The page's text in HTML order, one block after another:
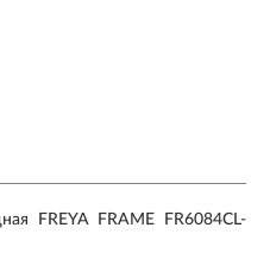
FREYA FRAME FR6084CL-